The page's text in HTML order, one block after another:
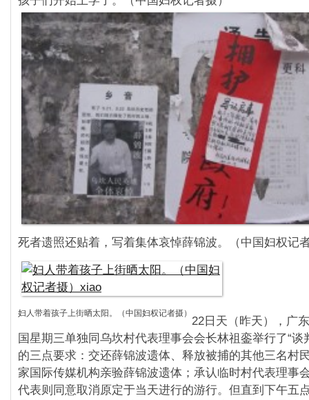
死者遗照还贴着，写着集体哀悼薛锦波。（中国妇权记
妇人带着孩子上街晒太阳。（中国妇权记者摄）
22日天（昨天），广
国星期三单独同乌坎村代表理事会会长林祖銮举行了“谈
的三点要求：交还薛锦波遗体、释放被捕的其他三名村
家国际传媒机构亲验薛锦波遗体；承认临时村代表理事
代表则同意取消原定于当天进行的游行。但直到下午五